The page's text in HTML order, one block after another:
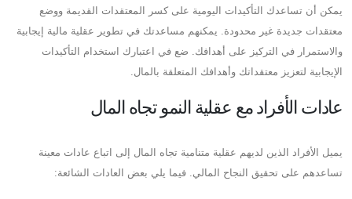
يمكن أن تساعدك التأكيدات اليومية على كسر المعتقدات القديمة ووضع
معتقدات جديدة غير محدودة. يمكنهم مساعدتك في تطوير عقلية مالية إيجابية
والاستمرار في التركيز على أهدافك. ضع في اعتبارك استخدام التأكيدات
الإيجابية لتعزيز معتقداتك وأهدافك المتعلقة بالمال.
عادات الأفراد مع عقلية النمو تجاه المال
يميل الأفراد الذين لديهم عقلية متنامية تجاه المال إلى اتباع عادات معينة
تساعدهم على تحقيق النجاح المالي. فيما يلي بعض العادات الشائعة: